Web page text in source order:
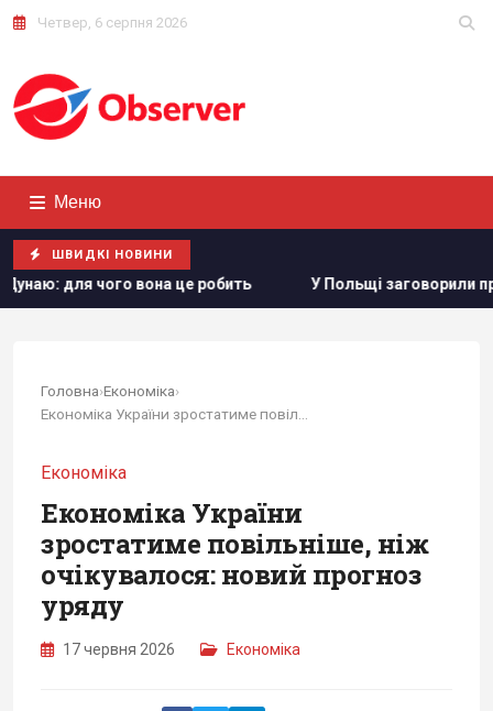
Четвер, 6 серпня 2026
Меню
ШВИДКІ НОВИНИ
вона це робить У Польщі заговорили про можливість
Головна›Економіка›
Економіка
Економіка України
зростатиме повільніше, ніж
очікувалося: новий прогноз
уряду
17 червня 2026 Економіка